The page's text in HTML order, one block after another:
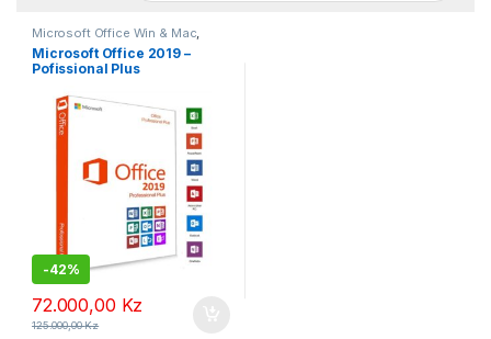
Microsoft Office Win & Mac,
Profissional
Microsoft Office 2019 –
Pofissional Plus
-42%
72.000,00 Kz
125.000,00Kz